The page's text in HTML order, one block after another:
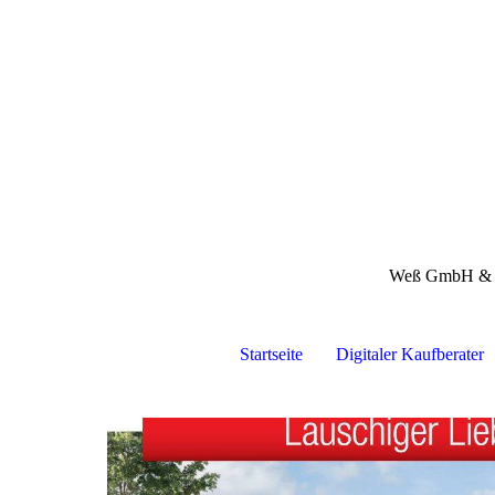
Weß GmbH
Startseite Digitaler Kaufberater